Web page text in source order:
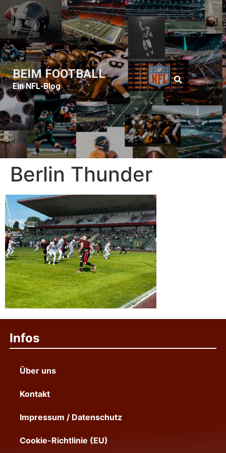
BEIM FOOTBALL
Ein NFL-Blog
Berlin Thunder
Infos
Über uns
Kontakt
Impressum / Datenschutz
Cookie-Richtlinie (EU)